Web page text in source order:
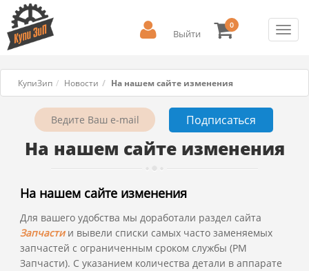
Выйти
0
КупиЗип Новости На нашем сайте изменения
На нашем сайте изменения
На нашем сайте изменения
Для вашего удобства мы доработали раздел сайта
Запчастии вывели списки самых часто заменяемых
запчастей с ограниченным сроком службы (PM
Запчасти). С указанием количества детали в аппарате